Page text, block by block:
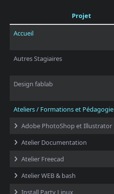
Projet
Accueil
Autres Stagiaires
Design fablab
Ateliers / Formations et Pédagogie
Adobe PhotoShop et Illustrator
Atelier Documentation
Atelier Freecad
Atelier WEB & bash
Install Party Linux